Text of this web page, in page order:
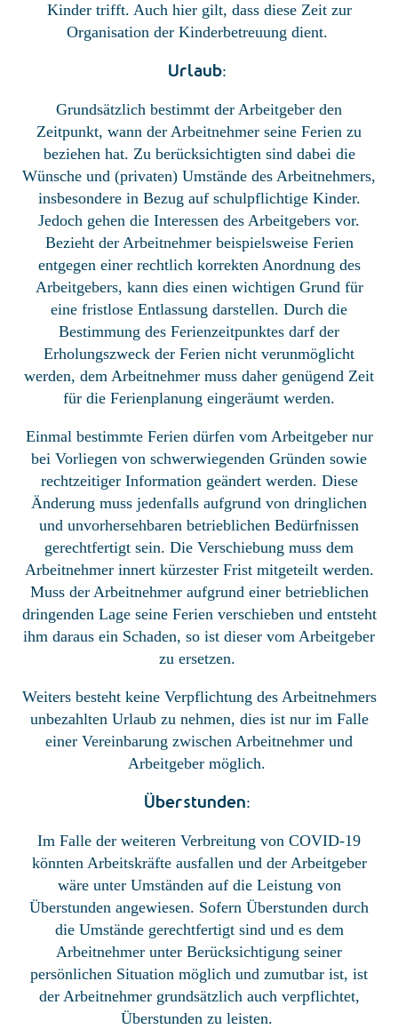
Kinder trifft. Auch hier gilt, dass diese Zeit zur
Organisation der Kinderbetreuung dient.
Urlaub:
Grundsätzlich bestimmt der Arbeitgeber den
Zeitpunkt, wann der Arbeitnehmer seine Ferien zu
beziehen hat. Zu berücksichtigten sind dabei die
Wünsche und (privaten) Umstände des Arbeitnehmers,
insbesondere in Bezug auf schulpflichtige Kinder.
Jedoch gehen die Interessen des Arbeitgebers vor.
Bezieht der Arbeitnehmer beispielsweise Ferien
entgegen einer rechtlich korrekten Anordnung des
Arbeitgebers, kann dies einen wichtigen Grund für
eine fristlose Entlassung darstellen. Durch die
Bestimmung des Ferienzeitpunktes darf der
Erholungszweck der Ferien nicht verunmöglicht
werden, dem Arbeitnehmer muss daher genügend Zeit
für die Ferienplanung eingeräumt werden.
Einmal bestimmte Ferien dürfen vom Arbeitgeber nur
bei Vorliegen von schwerwiegenden Gründen sowie
rechtzeitiger Information geändert werden. Diese
Änderung muss jedenfalls aufgrund von dringlichen
und unvorhersehbaren betrieblichen Bedürfnissen
gerechtfertigt sein. Die Verschiebung muss dem
Arbeitnehmer innert kürzester Frist mitgeteilt werden.
Muss der Arbeitnehmer aufgrund einer betrieblichen
dringenden Lage seine Ferien verschieben und entsteht
ihm daraus ein Schaden, so ist dieser vom Arbeitgeber
zu ersetzen.
Weiters besteht keine Verpflichtung des Arbeitnehmers
unbezahlten Urlaub zu nehmen, dies ist nur im Falle
einer Vereinbarung zwischen Arbeitnehmer und
Arbeitgeber möglich.
Überstunden:
Im Falle der weiteren Verbreitung von COVID-19
könnten Arbeitskräfte ausfallen und der Arbeitgeber
wäre unter Umständen auf die Leistung von
Überstunden angewiesen. Sofern Überstunden durch
die Umstände gerechtfertigt sind und es dem
Arbeitnehmer unter Berücksichtigung seiner
persönlichen Situation möglich und zumutbar ist, ist
der Arbeitnehmer grundsätzlich auch verpflichtet,
Überstunden zu leisten.